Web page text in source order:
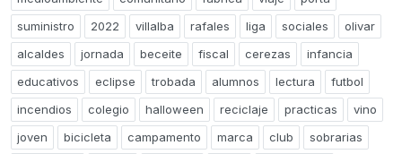
suministro
2022 villalba rafales liga sociales
olivar
alcaldes
jornada beceite fiscal cerezas
infancia
educativos
eclipse trobada alumnos lectura
futbol
incendios
colegio halloween reciclaje practicas
vino
joven
bicicleta campamento marca club sobrarias